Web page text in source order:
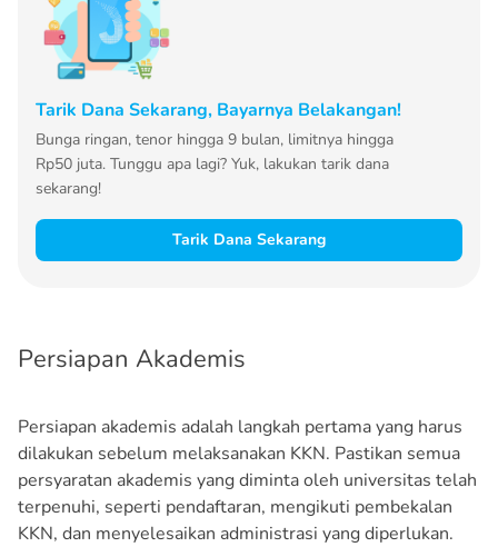
Tarik Dana Sekarang, Bayarnya Belakangan!
Bunga ringan, tenor hingga 9 bulan, limitnya hingga
Rp50 juta. Tunggu apa lagi? Yuk, lakukan tarik dana
sekarang!
Tarik Dana Sekarang
Persiapan Akademis
Persiapan akademis adalah langkah pertama yang harus
dilakukan sebelum melaksanakan KKN. Pastikan semua
persyaratan akademis yang diminta oleh universitas telah
terpenuhi, seperti pendaftaran, mengikuti pembekalan
KKN, dan menyelesaikan administrasi yang diperlukan.